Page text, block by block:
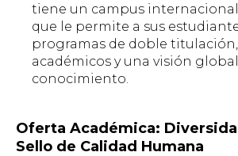
tiene un campus
que le permite a sus
programas de doble
académicos y una visión global
conocimiento.
Oferta Académica:
Sello de Calidad Humana